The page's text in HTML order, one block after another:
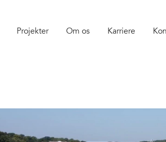
Projekter Om os Karriere